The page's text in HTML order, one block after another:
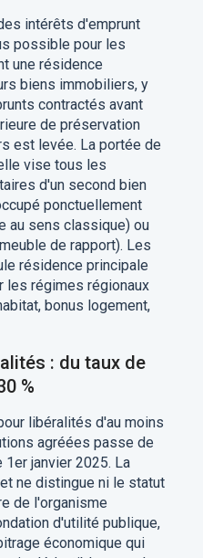
intérêts d'emprunt
possible pour les
une résidence
biens immobiliers, y
contractés avant
de préservation
est levée. La portée de
vise tous les
d'un second bien
ponctuellement
au sens classique) ou
de rapport). Les
résidence principale
les régimes régionaux
bonus logement,
: du taux de
%
libéralités d'au moins
agréées passe de
1er janvier 2025. La
ne distingue ni le statut
de l'organisme
d'utilité publique,
économique qui